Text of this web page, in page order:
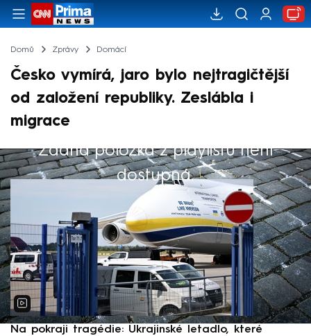
Domů Zprávy Domácí
Česko vymírá, jaro bylo nejtragičtější
od založení republiky. Zeslábla i
migrace
Žádná položka z playlistu není
dostupná.
Výběr redakce
Na pokraji tragédie: Ukrajinské letadlo, které